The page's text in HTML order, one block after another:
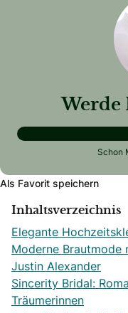
Schon
Als Favorit speichern
Inhaltsverzeichnis
Elegante
Moderne
Justin Alexander
Sincerity Bridal:
Träumerinnen